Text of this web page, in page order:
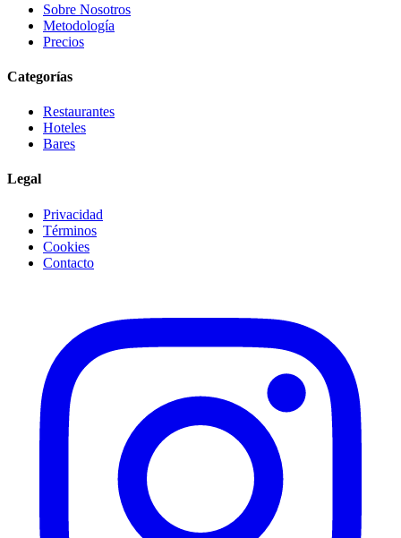
Sobre Nosotros
Metodología
Precios
Categorías
Restaurantes
Hoteles
Bares
Legal
Privacidad
Términos
Cookies
Contacto